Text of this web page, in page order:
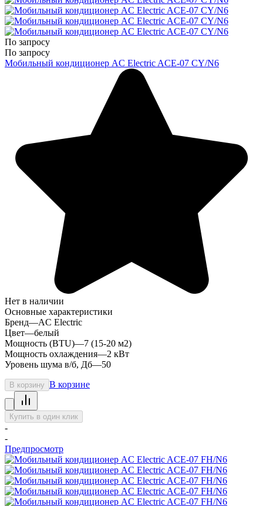
По запросу
По запросу
Мобильный кондиционер AC Electric ACE-07 CY/N6
Нет в наличии
Основные характеристики
Бренд—AC Electric
Цвет—белый
Мощность (BTU)—7 (15-20 м2)
Мощность охлаждения—2 кВт
Уровень шума в/б, Дб—50
В корзину В корзине
Купить в один клик
-
-
Предпросмотр